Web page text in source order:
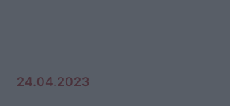
24.04.2023